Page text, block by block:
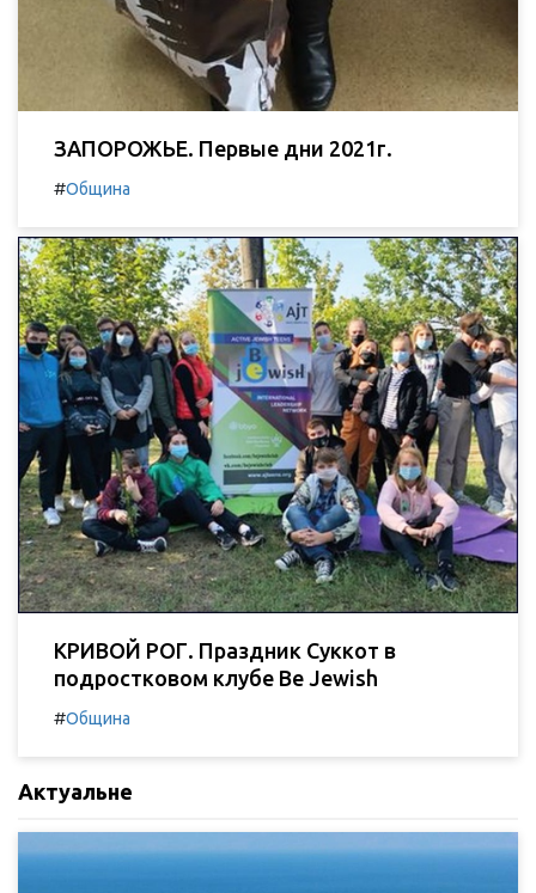
ЗАПОРОЖЬЕ. Первые дни 2021г.
#Община
КРИВОЙ РОГ. Праздник Суккот в
подростковом клубе Be Jewish
#Община
Актуальне